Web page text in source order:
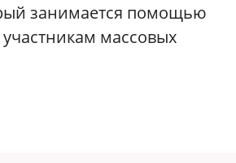
занимается помощью
массовых